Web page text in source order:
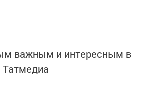
важным и интересным в
Татмедиа